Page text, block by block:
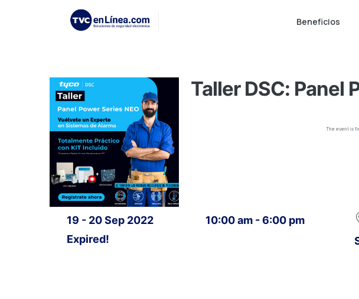
Beneficios
Taller DSC: Panel
The event is
19 - 20 Sep 2022
Expired!
10:00 am - 6:00 pm